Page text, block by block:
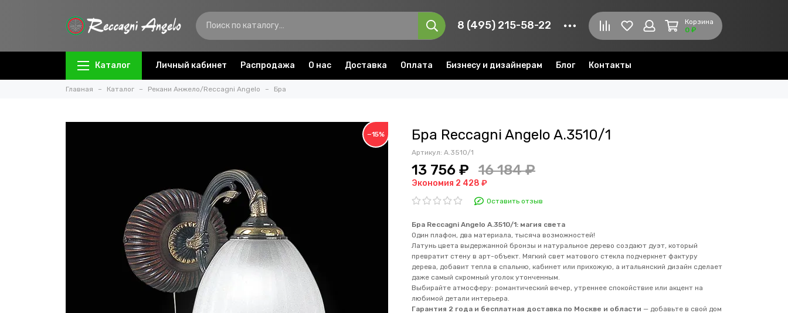
8 (495) 215-58-22
Корзина
0 ₽
Каталог Личный кабинет Распродажа О нас Доставка Оплата Бизнесу и дизайнерам Блог Контакты
Главная Каталог Рекани Анжело/Reccagni Angelo Бра
−15% Бра Reccagni Angelo A.3510/1
Артикул: A.3510/1
13 756 ₽ 16 184 ₽
Экономия 2 428 ₽
Оставить отзыв
Бра Reccagni Angelo A.3510/1: магия света
Один плафон, два материала, тысяча возможностей!
Латунь цвета выдержанной бронзы и натуральное дерево создают дуэт, который
превратит стену в арт-объект. Мягкий свет матового стекла подчеркнет фактуру
дерева, добавит тепла в спальню, кабинет или прихожую, а итальянский дизайн сделает
даже самый скромный уголок утонченным.
Выбирайте атмосферу: романтический вечер, утреннее спокойствие или акцент на
любимой детали интерьера.
Гарантия 2 года и бесплатная доставка по Москве и области — добавьте в свой дом